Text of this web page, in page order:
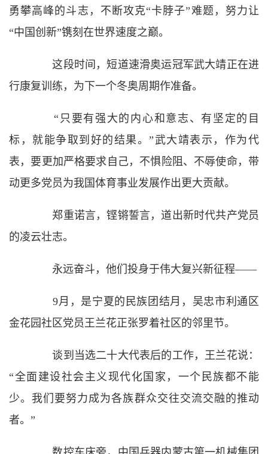
勇攀高峰的斗志，不断攻克“卡脖子”难题，努力让
“中国创新”镌刻在世界速度之巅。
这段时间，短道速滑奥运冠军武大靖正在进
行康复训练，为下一个冬奥周期作准备。
“只要有强大的内心和意志、有坚定的目
标，就能争取到好的结果。”武大靖表示，作为代
表，要更加严格要求自己，不惧险阻、不辱使命，带
动更多党员为我国体育事业发展作出更大贡献。
郑重诺言，铿锵誓言，道出新时代共产党员
的凌云壮志。
永远奋斗，他们投身于伟大复兴新征程——
9月，是宁夏的民族团结月，吴忠市利通区
金花园社区党员王兰花正张罗着社区的邻里节。
谈到当选二十大代表后的工作，王兰花说：
“全面建设社会主义现代化国家，一个民族都不能
少。我们要努力成为各族群众交往交流交融的推动
者。”